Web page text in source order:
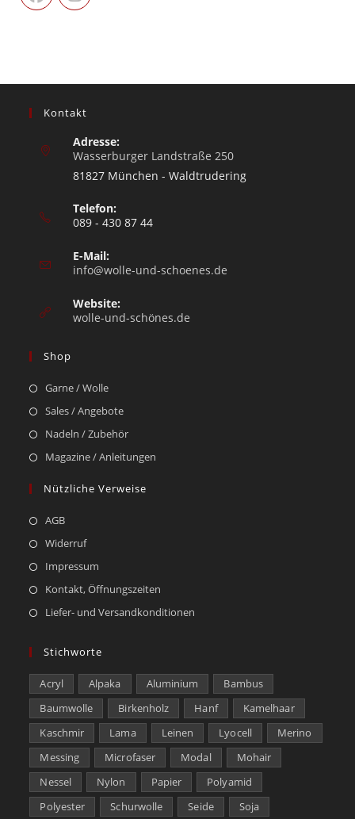
Kontakt
Adresse:
Wasserburger Landstraße 250
81827 München - Waldtrudering
Telefon:
089 - 430 87 44
E-Mail:
info@wolle-und-schoenes.de
Website:
wolle-und-schönes.de
Shop
Garne / Wolle
Sales / Angebote
Nadeln / Zubehör
Magazine / Anleitungen
Nützliche Verweise
AGB
Widerruf
Impressum
Kontakt, Öffnungszeiten
Liefer- und Versandkonditionen
Stichworte
Acryl Alpaka Aluminium
Bambus
Baumwolle
Birkenholz Hanf
Kamelhaar
Kaschmir
Lama Leinen Lyocell
Merino
Messing
Microfaser Modal
Mohair
Nessel
Nylon Papier
Polyamid
Polyester
Schurwolle Seide Soja